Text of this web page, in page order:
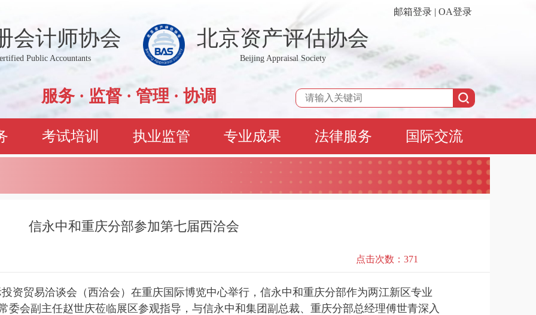
邮箱登录 | OA登录
会计师协会
Public Accountants
北京资产评估协会
Beijing Appraisal Society
服务 · 监督 · 管理 · 协调
考试培训 执业监管 专业成果 法律服务 国际交流
信永中和重庆分部参加第七届西洽会
点击次数： 371
资贸易洽谈会（西洽会）在重庆国际博览中心举行，信永中和重庆分部作为两江新区专业
委会副主任赵世庆莅临展区参观指导，与信永中和集团副总裁、重庆分部总经理傅世青深入